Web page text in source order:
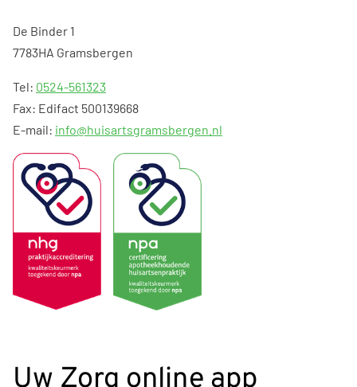
De Binder 1
7783HA Gramsbergen
Tel: 0524-561323
Fax: Edifact 500139668
E-mail: info@huisartsgramsbergen.nl
Uw Zorg online app